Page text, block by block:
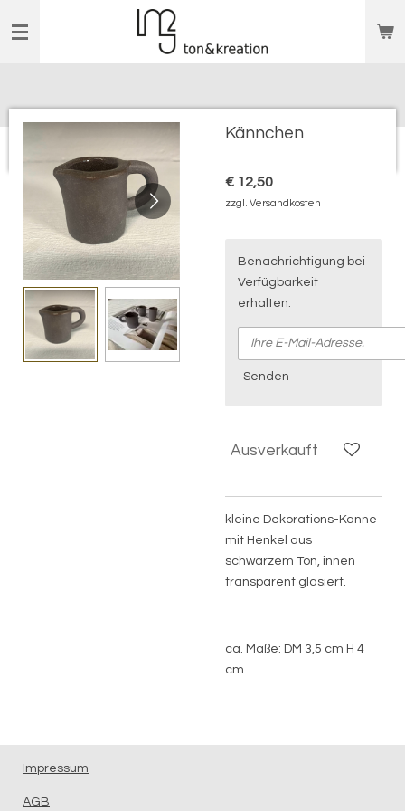
Hauptinhalt
Kännchen
€ 12,50
zzgl. Versandkosten
Benachrichtigung bei
Verfügbarkeit
erhalten.
Senden
Ausverkauft
kleine Dekorations-Kanne
mit Henkel aus
schwarzem Ton, innen
transparent glasiert.
ca. Maße: DM 3,5 cm H 4
cm
Impressum
AGB